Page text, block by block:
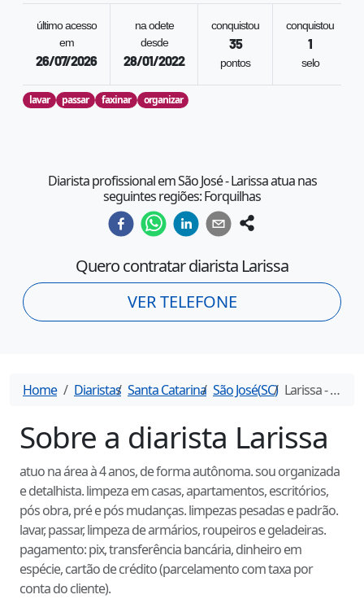
último acesso
em
26/07/2026
na odete
desde
28/01/2022
conquistou
35
pontos
conquistou
1
selo
lavar passar faxinar organizar
Diarista profissional em São José - Larissa atua nas
seguintes regiões: Forquilhas
Quero contratar diarista Larissa
VER TELEFONE
Home Diaristas Santa Catarina São José(SC) Larissa- Diarista em
Sobre a diarista Larissa
atuo na área à 4 anos, de forma autônoma. sou organizada
e detalhista. limpeza em casas, apartamentos, escritórios,
pós obra, pré e pós mudanças. limpezas pesadas e padrão.
lavar, passar, limpeza de armários, roupeiros e geladeiras.
pagamento: pix, transferência bancária, dinheiro em
espécie, cartão de crédito (parcelamento com taxa por
conta do cliente).